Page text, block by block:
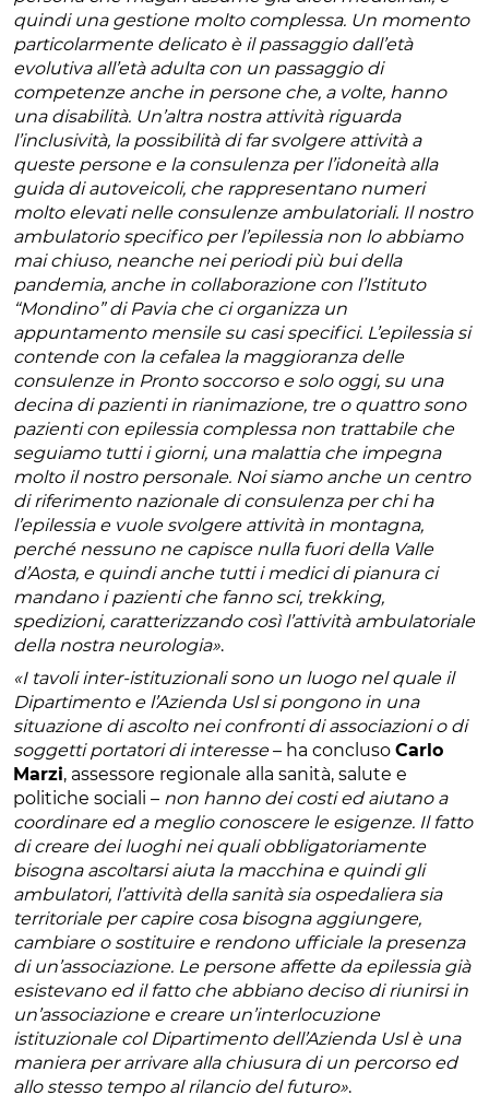
quindi una gestione molto complessa. Un momento
particolarmente delicato è il passaggio dall’età
evolutiva all’età adulta con un passaggio di
competenze anche in persone che, a volte, hanno
una disabilità. Un’altra nostra attività riguarda
l’inclusività, la possibilità di far svolgere attività a
queste persone e la consulenza per l’idoneità alla
guida di autoveicoli, che rappresentano numeri
molto elevati nelle consulenze ambulatoriali. Il nostro
ambulatorio specifico per l’epilessia non lo abbiamo
mai chiuso, neanche nei periodi più bui della
pandemia, anche in collaborazione con l’Istituto
“Mondino” di Pavia che ci organizza un
appuntamento mensile su casi specifici. L’epilessia si
contende con la cefalea la maggioranza delle
consulenze in Pronto soccorso e solo oggi, su una
decina di pazienti in rianimazione, tre o quattro sono
pazienti con epilessia complessa non trattabile che
seguiamo tutti i giorni, una malattia che impegna
molto il nostro personale. Noi siamo anche un centro
di riferimento nazionale di consulenza per chi ha
l’epilessia e vuole svolgere attività in montagna,
perché nessuno ne capisce nulla fuori della Valle
d’Aosta, e quindi anche tutti i medici di pianura ci
mandano i pazienti che fanno sci, trekking,
spedizioni, caratterizzando così l’attività ambulatoriale
della nostra neurologia».
«I tavoli inter-istituzionali sono un luogo nel quale il
Dipartimento e l’Azienda Usl si pongono in una
situazione di ascolto nei confronti di associazioni o di
soggetti portatori di interesse– ha concluso Carlo
Marzi, assessore regionale alla sanità, salute e
politiche sociali – non hanno dei costi ed aiutano a
coordinare ed a meglio conoscere le esigenze. Il fatto
di creare dei luoghi nei quali obbligatoriamente
bisogna ascoltarsi aiuta la macchina e quindi gli
ambulatori, l’attività della sanità sia ospedaliera sia
territoriale per capire cosa bisogna aggiungere,
cambiare o sostituire e rendono ufficiale la presenza
di un’associazione. Le persone affette da epilessia già
esistevano ed il fatto che abbiano deciso di riunirsi in
un’associazione e creare un’interlocuzione
istituzionale col Dipartimento dell’Azienda Usl è una
maniera per arrivare alla chiusura di un percorso ed
allo stesso tempo al rilancio del futuro».